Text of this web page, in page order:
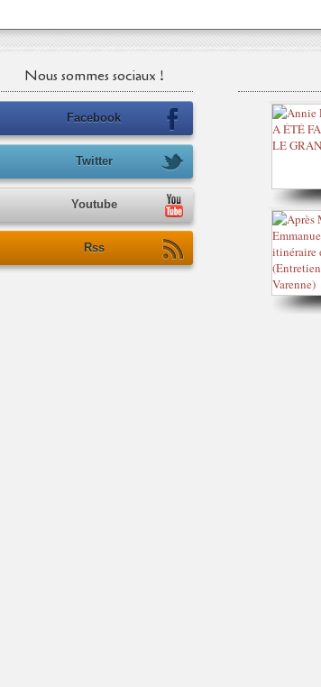
Nous sommes sociaux !
Facebook
Twitter
Youtube
Rss